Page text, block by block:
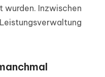
wurden. Inzwischen